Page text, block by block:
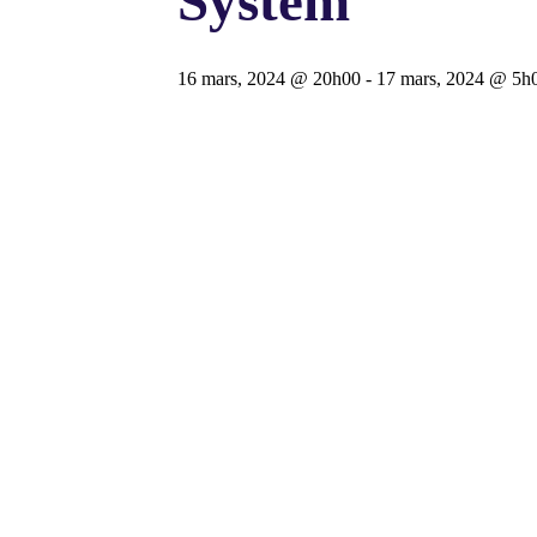
16 mars, 2024 @ 20h00 - 17 mars, 2024 @